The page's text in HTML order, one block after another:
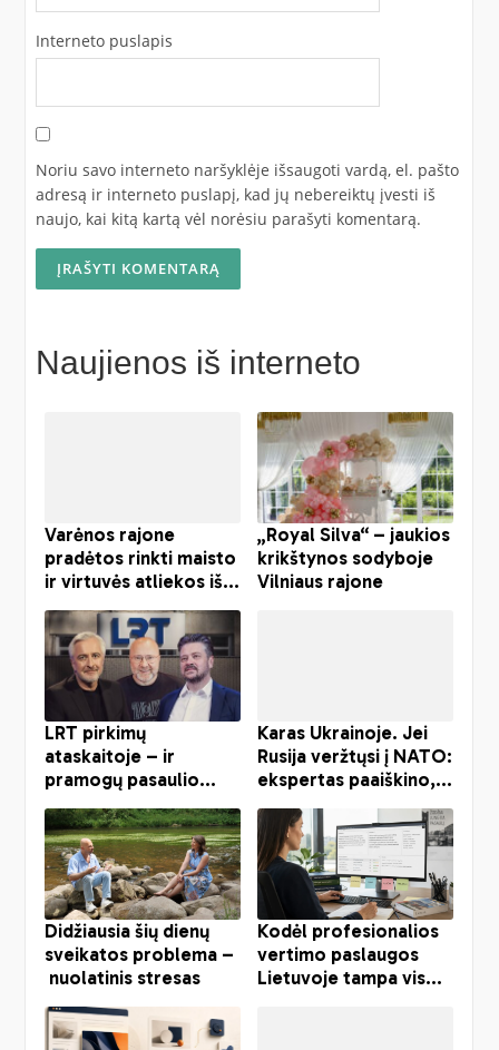
Interneto puslapis
Noriu savo interneto naršyklėje išsaugoti vardą, el. pašto
adresą ir interneto puslapį, kad jų nebereiktų įvesti iš
naujo, kai kitą kartą vėl norėsiu parašyti komentarą.
Naujienos iš interneto